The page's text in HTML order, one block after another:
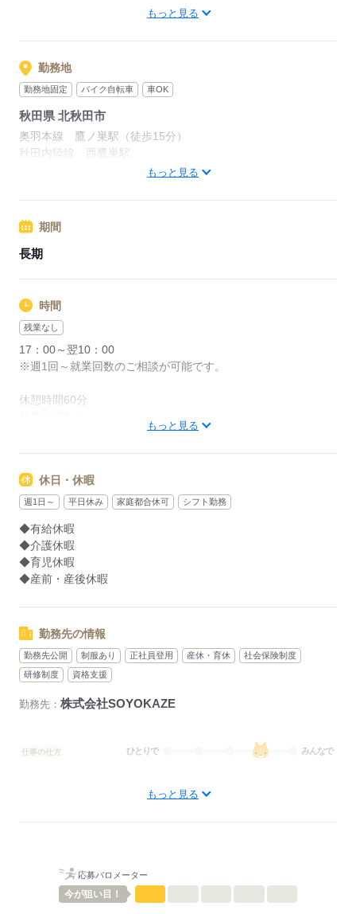
※12/300時～1/324時
寸志あり：年2回（6月・12月）
※業績による
※処遇改善手当は試用期間中（3ヶ月）は支給なし
応募する
もっと見る
勤務地
勤務地固定 バイク自転車 車OK
秋田県 北秋田市
奥羽本線 鷹ノ巣駅（徒歩15分）
秋田内陸線 西鷹巣駅
「大館のしろ空港」から車で10分
もっと見る
期間
長期
時間
残業なし
17：00～翌10：00
※週1回～就業回数のご相談が可能です。
休憩時間60分
もっと見る
休日・休暇
週1日～ 平日休み 家庭都合休可 シフト勤務
◆有給休暇
◆介護休暇
◆育児休暇
◆産前・産後休暇
勤務先の情報
勤務先公開 制服あり 正社員登用 産休・育休
社会保険制度
研修制度
資格支援
勤務先： 株式会社SOYOKAZE
仕事の仕方 ひとりで みんなで
しずか
◆社会保険完備（雇用、労災、健康、厚生年金）
◆予防接種補助金制度
◆各種研修制度
◆食事補助
もっと見る
応募バロメーター
今が狙い目！